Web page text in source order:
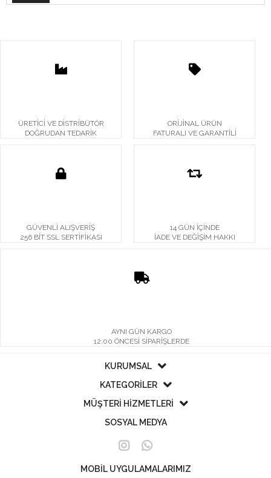
ÜRETİCİ VE DİSTRİBÜTÖR
DOĞRUDAN TEDARİK
ORİJİNAL ÜRÜN
FATURALI VE GARANTİLİ
GÜVENLİ ALIŞVERİŞ
256 BİT SSL SERTİFİKASI
14 GÜN İÇİNDE
İADE VE DEĞİŞİM HAKKI
AYNI GÜN KARGO
12:00 ÖNCESİ SİPARİŞLERDE
KURUMSAL
KATEGORİLER
MÜŞTERİ HİZMETLERİ
SOSYAL MEDYA
MOBİL UYGULAMALARIMIZ